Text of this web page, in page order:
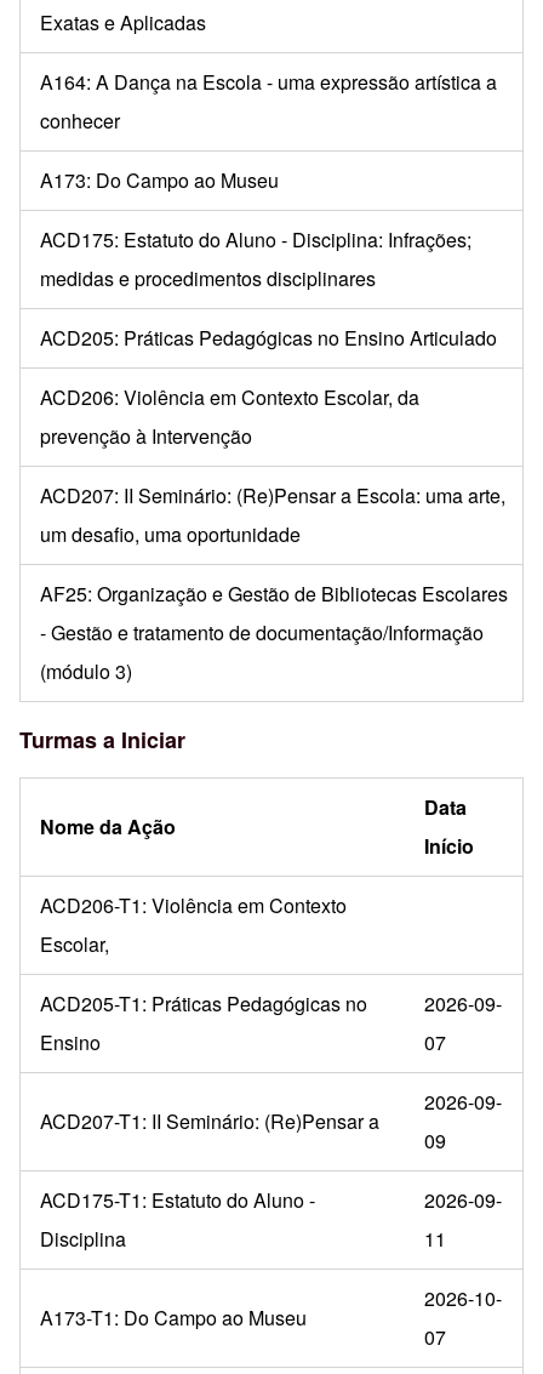
Exatas e Aplicadas
A164: A Dança na Escola - uma expressão artística a
conhecer
A173: Do Campo ao Museu
ACD175: Estatuto do Aluno - Disciplina: Infrações;
medidas e procedimentos disciplinares
ACD205: Práticas Pedagógicas no Ensino Articulado
ACD206: Violência em Contexto Escolar, da
prevenção à Intervenção
ACD207: II Seminário: (Re)Pensar a Escola: uma arte,
um desafio, uma oportunidade
AF25: Organização e Gestão de Bibliotecas Escolares
- Gestão e tratamento de documentação/Informação
(módulo 3)
Turmas a Iniciar
Nome da Ação
Data
Início
ACD206-T1: Violência em Contexto
Escolar,
ACD205-T1: Práticas Pedagógicas no
Ensino
2026-09-
07
ACD207-T1: II Seminário: (Re)Pensar a
2026-09-
09
ACD175-T1: Estatuto do Aluno -
Disciplina
2026-09-
11
A173-T1: Do Campo ao Museu
2026-10-
07